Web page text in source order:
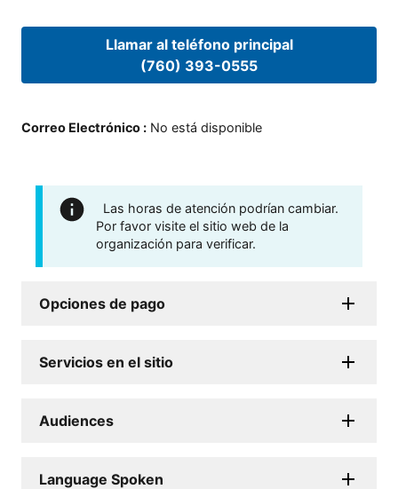
Llamar al teléfono principal
(760) 393-0555
Correo Electrónico : No está disponible
Las horas de atención podrían cambiar.
Por favor visite el sitio web de la
organización para verificar.
Opciones de pago
Servicios en el sitio
Audiences
Language Spoken